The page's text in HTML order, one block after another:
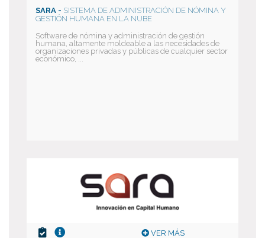
SARA - SISTEMA DE ADMINISTRACIÓN DE NÓMINA Y
GESTIÓN HUMANA EN LA NUBE
Software de nómina y administración de gestión
humana, altamente moldeable a las necesidades de
organizaciones privadas y públicas de cualquier sector
económico, ...
VER MÁS